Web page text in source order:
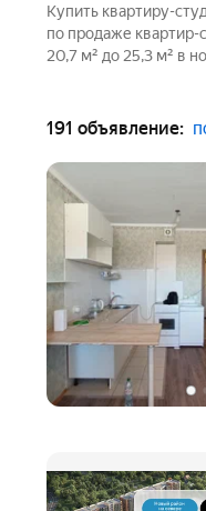
Купить квартиру-
по продаже
20,7 м² до 25,3 м² в
191 объявление: